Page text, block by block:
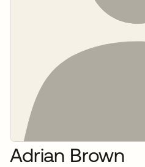
Adrian Brown